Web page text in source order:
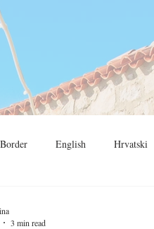
English Hrvatski
3 min read